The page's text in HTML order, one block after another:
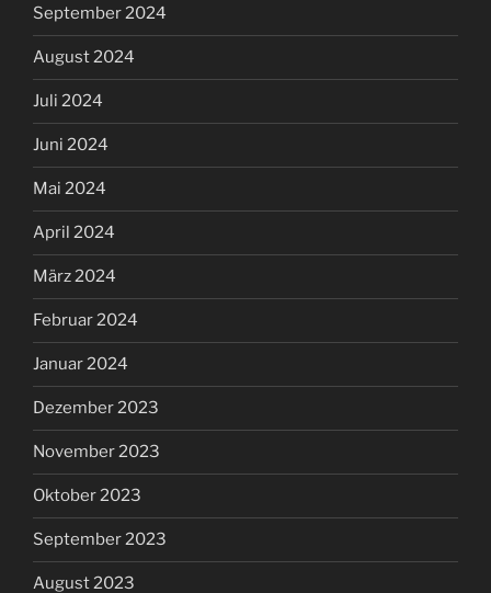
September 2024
August 2024
Juli 2024
Juni 2024
Mai 2024
April 2024
März 2024
Februar 2024
Januar 2024
Dezember 2023
November 2023
Oktober 2023
September 2023
August 2023